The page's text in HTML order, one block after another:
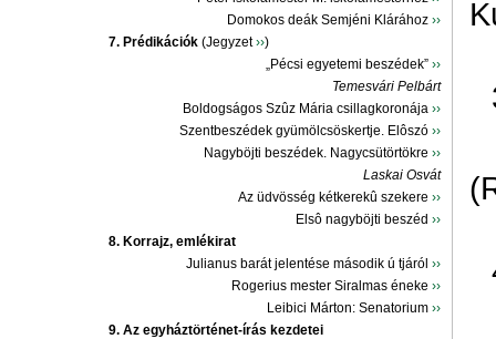
Domokos deák Semjéni Klárához ››
7. Prédikációk (Jegyzet››)
„Pécsi egyetemi beszédek” ››
Temesvári Pelbárt
Boldogságos Szûz Mária csillagkoronája ››
Szentbeszédek gyümölcsöskertje. Elôszó ››
Nagyböjti beszédek. Nagycsütörtökre ››
Laskai Osvát
Az üdvösség kétkerekû szekere ››
Elsô nagyböjti beszéd ››
8. Korrajz, emlékirat
Julianus barát jelentése második ú tjáról ››
Rogerius mester Siralmas éneke ››
Leibici Márton: Senatorium ››
9. Az egyháztörténet-írás kezdetei